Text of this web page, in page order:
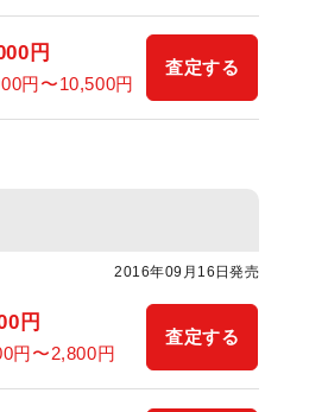
円
円〜10,500円
査定する
2016年09月16日発売
円
円〜2,800円
査定する